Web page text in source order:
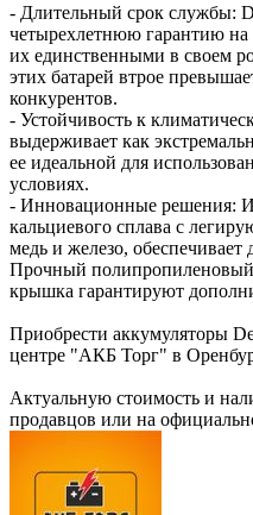
- Длительный срок службы:
четырехлетнюю гарантию на
их единственными в своем
этих батарей втрое
конкурентов.
- Устойчивость к
выдерживает как
ее идеальной для
условиях.
- Инновационные решения:
кальциевого сплава с
медь и железо, обеспечивает
Прочный
крышка гарантируют
Приобрести аккумуляторы
центре "АКБ Торг" в
Актуальную стоимость и
продавцов или на